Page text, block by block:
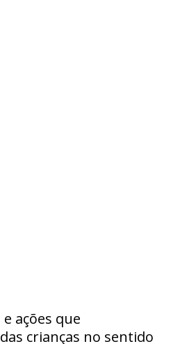
ações que
crianças no sentido